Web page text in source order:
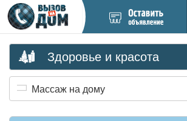
новое
Здоровье и красота
Массаж на дому